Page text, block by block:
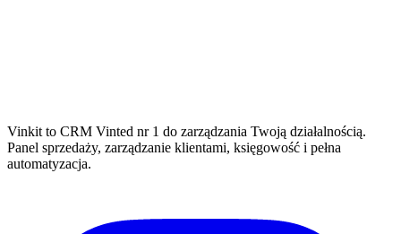
Vinkit to CRM Vinted nr 1 do zarządzania Twoją działalnością.
Panel sprzedaży, zarządzanie klientami, księgowość i pełna
automatyzacja.